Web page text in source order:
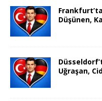
Düşünen,
Uğraşan,